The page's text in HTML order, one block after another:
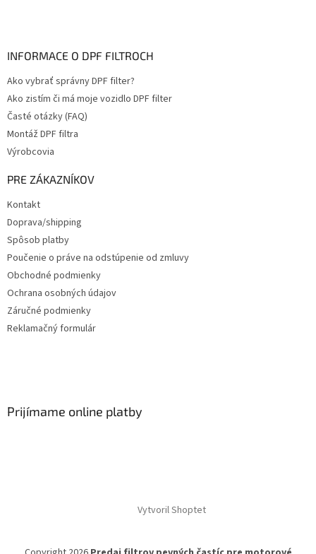
INFORMACE O DPF FILTROCH
Ako vybrať správny DPF filter?
Ako zistím či má moje vozidlo DPF filter
Časté otázky (FAQ)
Montáž DPF filtra
Výrobcovia
PRE ZÁKAZNÍKOV
Kontakt
Doprava/shipping
Spôsob platby
Poučenie o práve na odstúpenie od zmluvy
Obchodné podmienky
Ochrana osobných údajov
Záručné podmienky
Reklamačný formulár
Prijímame online platby
Vytvoril Shoptet